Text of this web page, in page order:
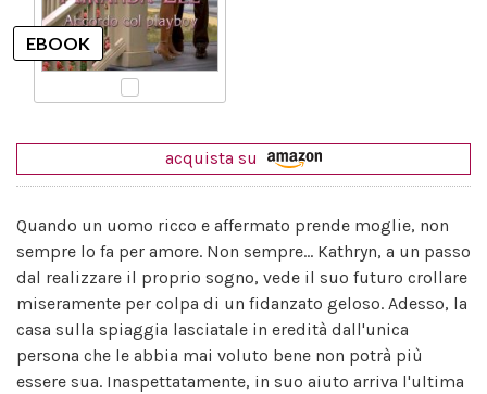
acquista su
Quando un uomo ricco e affermato prende moglie, non
sempre lo fa per amore. Non sempre... Kathryn, a un passo
dal realizzare il proprio sogno, vede il suo futuro crollare
miseramente per colpa di un fidanzato geloso. Adesso, la
casa sulla spiaggia lasciatale in eredità dall'unica
persona che le abbia mai voluto bene non potrà più
essere sua. Inaspettatamente, in suo aiuto arriva l'ultima